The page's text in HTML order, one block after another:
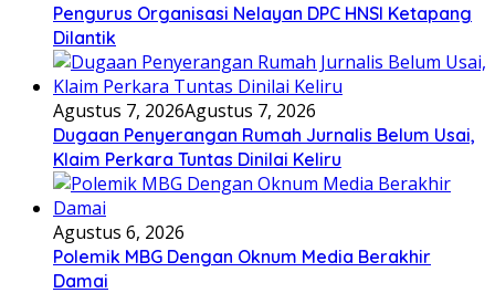
Pengurus Organisasi Nelayan DPC HNSI Ketapang
Dilantik
Agustus 7, 2026Agustus 7, 2026
Dugaan Penyerangan Rumah Jurnalis Belum Usai,
Klaim Perkara Tuntas Dinilai Keliru
Agustus 6, 2026
Polemik MBG Dengan Oknum Media Berakhir
Damai